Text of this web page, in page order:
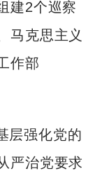
建2个巡察
马克思主义
作部
层强化党的
严治党要求